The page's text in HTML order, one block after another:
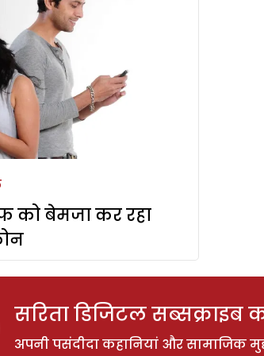
को बेमजा कर रहा
सरिता डिजिटल सब्सक्राइब
अपनी पसंदीदा कहानियां और सामाजिक